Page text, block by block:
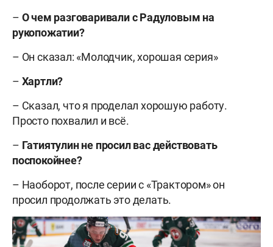
– О чем разговаривали с Радуловым на
рукопожатии?
– Он сказал: «Молодчик, хорошая серия»
– Хартли?
– Сказал, что я проделал хорошую работу.
Просто похвалил и всё.
– Гатиятулин не просил вас действовать
поспокойнее?
– Наоборот, после серии с «Трактором» он
просил продолжать это делать.